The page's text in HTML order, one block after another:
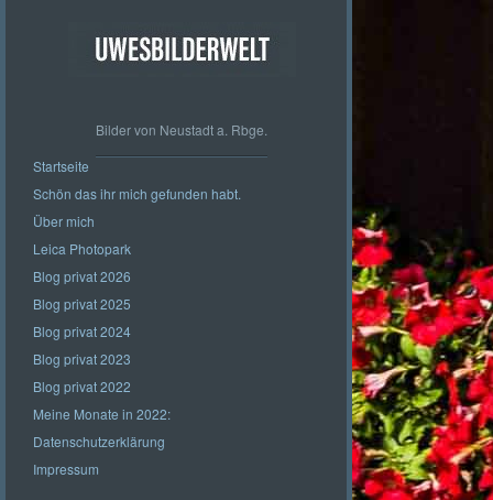
Bilder von Neustadt a. Rbge.
Startseite
Schön das ihr mich gefunden habt.
Über mich
Leica Photopark
Blog privat 2026
Blog privat 2025
Blog privat 2024
Blog privat 2023
Blog privat 2022
Meine Monate in 2022:
Datenschutzerklärung
Impressum